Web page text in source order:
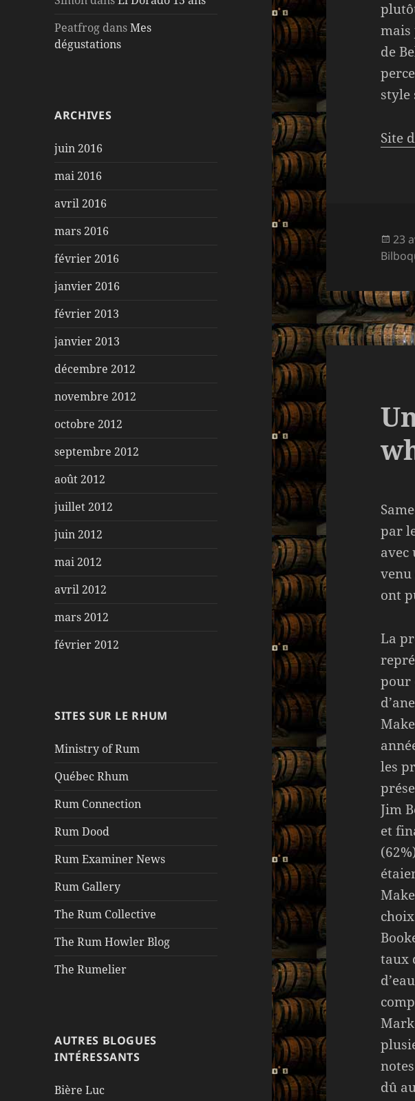
Peatfrog dansMes
dégustations
ARCHIVES
juin 2016
mai 2016
avril 2016
mars 2016
février 2016
janvier 2016
février 2013
janvier 2013
décembre 2012
novembre 2012
octobre 2012
septembre 2012
août 2012
juillet 2012
juin 2012
mai 2012
avril 2012
mars 2012
février 2012
SITES SUR LE RHUM
Ministry of Rum
Québec Rhum
Rum Connection
Rum Dood
Rum Examiner News
Rum Gallery
The Rum Collective
The Rum Howler Blog
The Rumelier
AUTRES BLOGUES
INTÉRESSANTS
Bière Luc
mais
de
style
Site
le
23
par
avec
venu
ont
La
pour
les
Jim
et
taux
dû